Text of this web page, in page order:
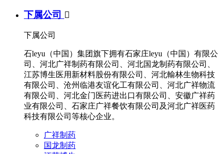
下属公司 
下属公司
石leyu（中国）集团旗下拥有石家庄leyu（中国）有限公
司、河北广祥制药有限公司、河北国龙制药有限公司、
江苏博生医用新材料股份有限公司、河北輸林生物科技
有限公司、沧州临港友谊化工有限公司、河北广祥物流
有限公司、河北金门医药进出口有限公司、安徽广祥药
业有限公司、石家庄广祥餐饮有限公司及河北广祥医药
科技有限公司等核心企业。
广祥制药
国龙制药